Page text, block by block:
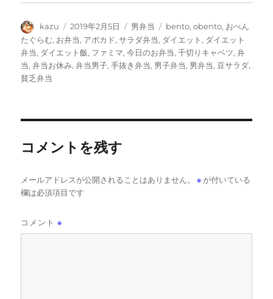
投
稿
者
kazu
投
稿
日:
2019年2月5日
カ
テ
ゴ
リ
男弁当
タ
グ
bento,obento, おべん
たぐらむ, お弁当, アボカド,サラダ弁当, ダイエット , ダイエット
弁当, ダイエット飯, ファミマ,今日のお弁当,千切りキャベツ,弁
当,弁当お休み,弁当男子,手抜き弁当, 男子弁当, 男弁当, 豆サラダ,
貧乏弁当
コメントを残す
メールアドレスが公開されることはありません。 ※ が付いている
欄は必須項目です
コメント※